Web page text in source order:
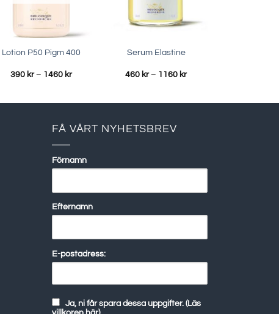
Lotion P50 Pigm 400
390 kr – 1460 krPrisintervall:
Serum Elastine
460 kr – 1160 krPrisintervall:
FÅ VÅRT NYHETSBREV
Förnamn
Efternamn
E-postadress:
Ja, ni får spara dessa uppgifter. (Läs